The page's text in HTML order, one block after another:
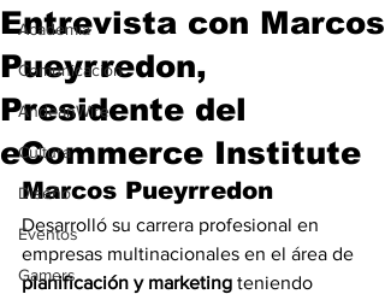
Academia
Comunicación
AndeanWire
Cultura
Diseño
Eventos
Gamers
Entrevista con Marcos
Pueyrredon,
Presidente del
eCommerce Institute
Marcos Pueyrredon
Desarrolló su carrera profesional en
empresas multinacionales en el área de
planificación y marketing teniendo